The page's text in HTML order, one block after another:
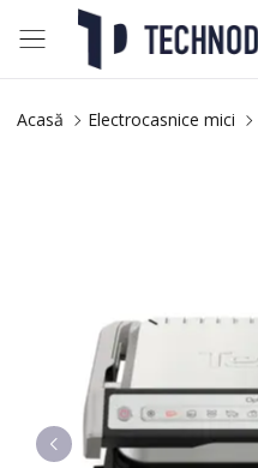
Acasă Electrocasnice mici